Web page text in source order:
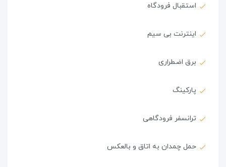
استقبال فرودگاه
اینترنت بی سیم
برق اضطراری
پارکینگ
ترانسفر فرودگاهی
حمل چمدان به اتاق و بالعکس